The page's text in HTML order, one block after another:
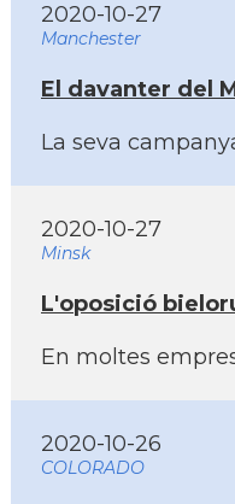
2020-10-27
Manchester
El davanter del
La seva
2020-10-27
Minsk
L'oposició
En moltes
2020-10-26
COLORADO